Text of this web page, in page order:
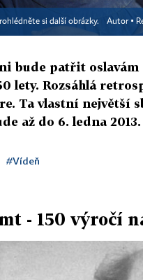
si další obrázky. Autor ▪
bude patřit oslavám
lety. Rozsáhlá
Ta vlastní největší
až do 6. ledna 2013.
#Vídeň
- 150 výročí